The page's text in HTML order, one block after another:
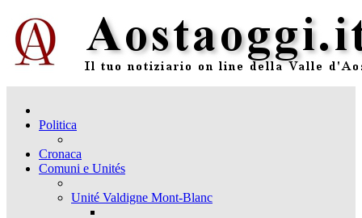
Politica
Cronaca
Comuni e Unités
Unité Valdigne Mont-Blanc